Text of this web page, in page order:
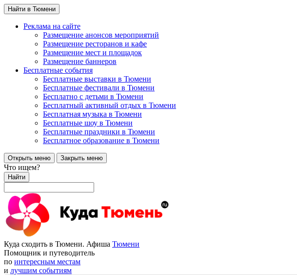
Найти в Тюмени
Реклама на сайте
Размещение анонсов мероприятий
Размещение ресторанов и кафе
Размещение мест и площадок
Размещение баннеров
Бесплатные события
Бесплатные выставки в Тюмени
Бесплатные фестивали в Тюмени
Бесплатно с детьми в Тюмени
Бесплатный активный отдых в Тюмени
Бесплатная музыка в Тюмени
Бесплатные шоу в Тюмени
Бесплатные праздники в Тюмени
Бесплатное образование в Тюмени
Открыть меню Закрыть меню
Что ищем?
Найти
Куда сходить в Тюмени. Афиша Тюмени
Помощник и путеводитель
по интересным местам
и лучшим событиям